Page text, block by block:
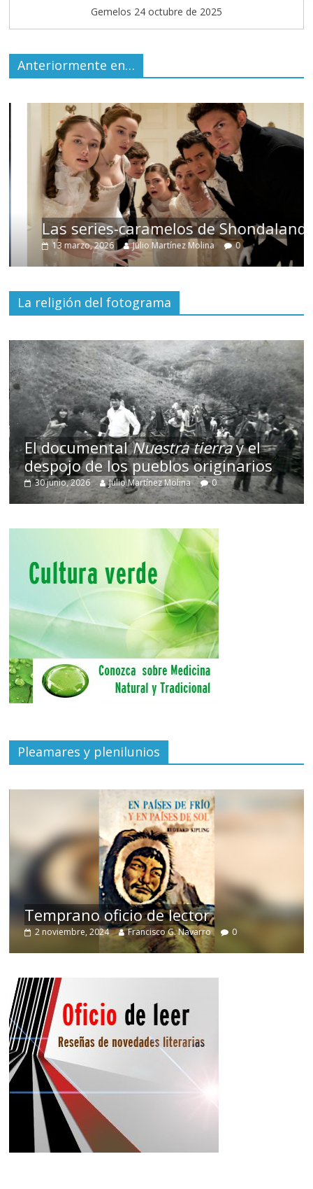
Gemelos 24 octubre de 2025
Anteriormente en…
Las series-caramelos de Shondaland
13 marzo, 2026 Julio Martínez Molina
La religión del fotograma
El documentalNuestra tierray el
despojo de los pueblos originarios
30 junio, 2026 Julio Martínez Molina 0
Pleamares y plenilunios
Temprano oficio de lector
2 noviembre, 2024 Francisco G. Navarro 0